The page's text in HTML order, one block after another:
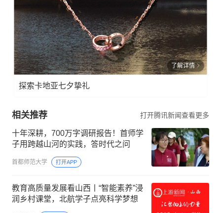
了解详情
探索卡地亚七夕挚礼
相关推荐 打开腾讯新闻查看更多
十年深耕，700万字调研报告！首师学
子用跨越山河的实践，答时代之问
首都师范大学 打开APP
教育高质量发展看山西丨“智能素养”浸
润乡村课堂，北航学子点亮科学梦想